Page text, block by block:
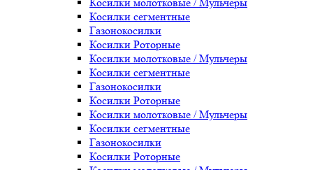
Косилки сегментные
Газонокосилки
Косилки Роторные
Косилки молотковые / Мульчеры
Косилки сегментные
Газонокосилки
Косилки Роторные
Косилки молотковые / Мульчеры
Косилки сегментные
Газонокосилки
Косилки Роторные